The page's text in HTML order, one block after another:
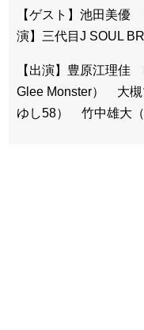
【ゲスト】池田美
演】三代目J SOUL
【出演】豊原江理
Glee Monster） 大
ゆし58） 竹中雄大